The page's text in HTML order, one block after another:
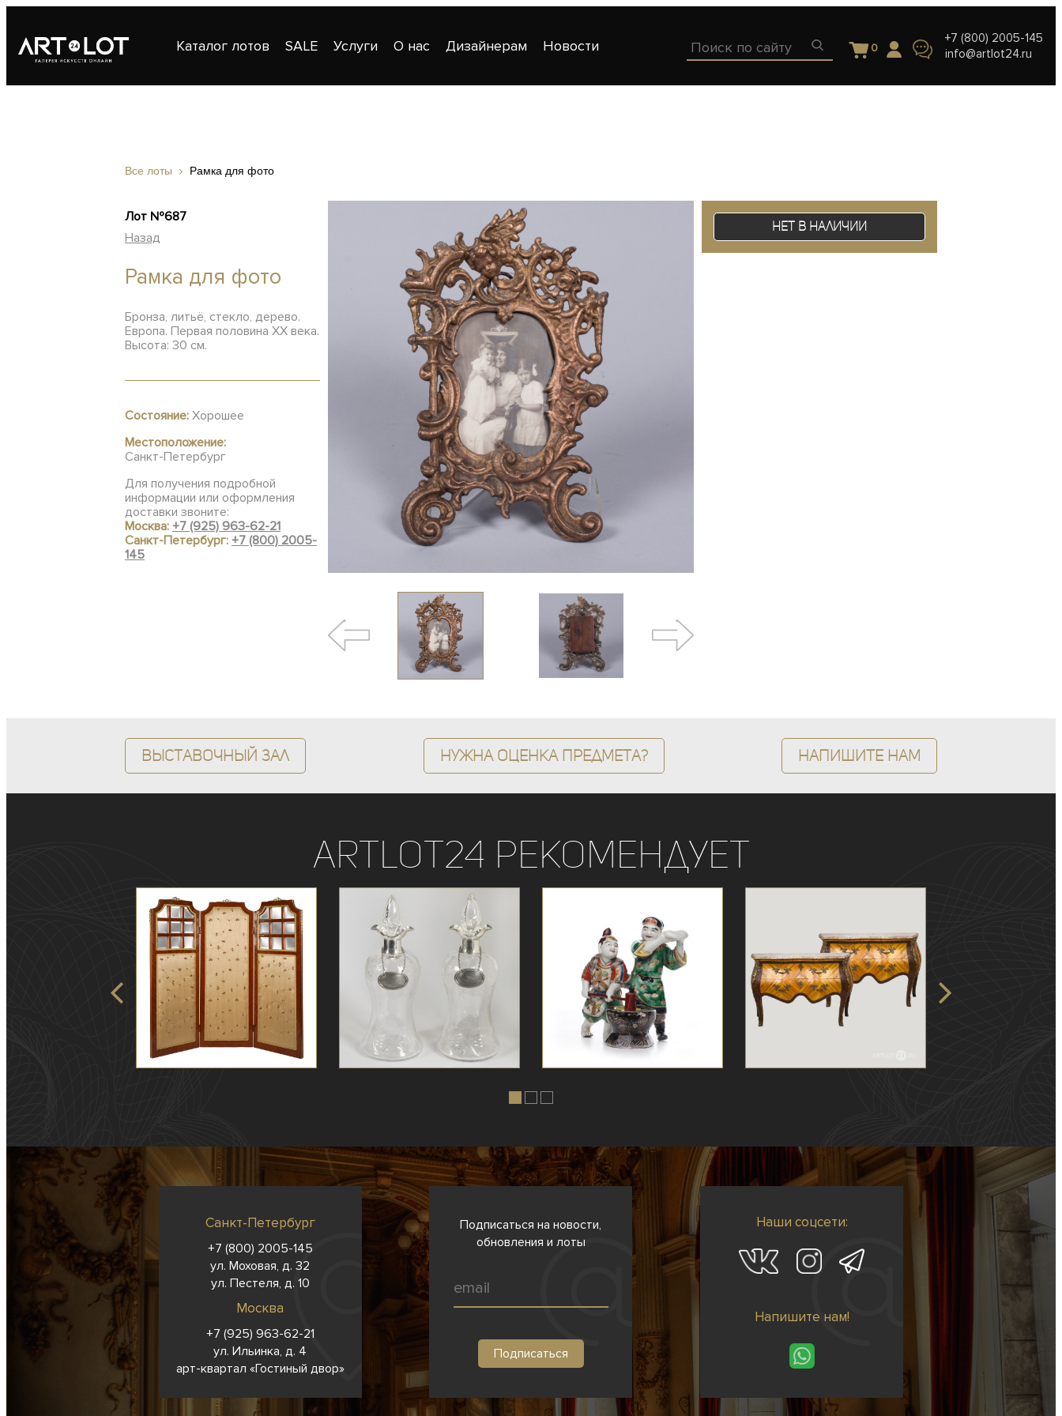
Каталог лотов SALE Услуги О нас Дизайнерам Новости 0
+7 (800) 2005-145
info@artlot24.ru
Все лоты Рамка для фото
Лот №687
Назад
Рамка для фото
Бронза, литьё, стекло, дерево.
Европа. Первая половина ХХ века.
Высота: 30 см.
Состояние: Хорошее
Местоположение:
Санкт-Петербург
Для получения подробной
информации или оформления
доставки звоните:
Москва: +7 (925) 963-62-21
Санкт-Петербург: +7 (800) 2005-
145
Нет в наличии
Выставочный зал Нужна оценка предмета? Напишите нам
ArtLot24 рекомендует
Санкт-Петербург
+7 (800) 2005-145
ул. Моховая, д. 32
ул. Пестеля, д. 10
Москва
+7 (925) 963-62-21
ул. Ильинка, д. 4
арт-квартал «Гостиный двор»
Подписаться на новости,
обновления и лоты
Наши соцсети:
Напишите нам!